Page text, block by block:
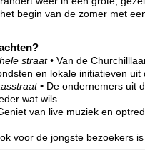
begin van de zomer met
straat • Van de
en lokale initiatieven uit
• De ondernemers uit
wat wils.
van live muziek en
voor de jongste bezoekers